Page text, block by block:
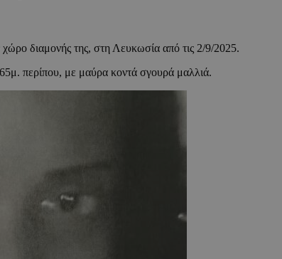
διαμονής της, στη Λευκωσία από τις 2/9/2025.
περίπου, με μαύρα κοντά σγουρά μαλλιά.